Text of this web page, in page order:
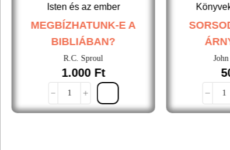
Isten és az ember
MEGBÍZHATUNK-E A
BIBLIÁBAN?
R.C. Sproul
1.000 Ft